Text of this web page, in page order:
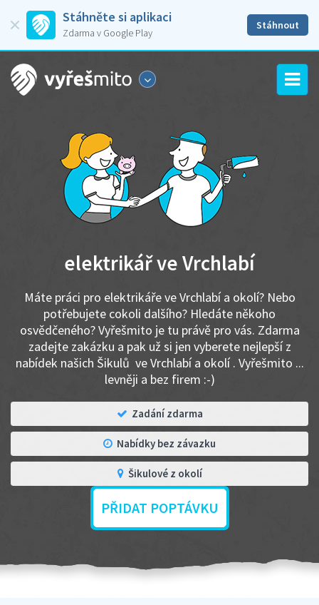
Stáhněte si aplikaci
Zdarma v Google Play
Stáhnout
elektrikář ve Vrchlabí
Máte práci pro elektrikáře ve Vrchlabí a okolí? Nebo
potřebujete cokoli dalšího? Hledáte někoho
osvědčeného? Vyřešmito je tu právě pro vás. Zdarma
zadejte zakázku a pak už si jen vyberete nejlepší z
nabídek našich Šikulů ve Vrchlabí a okolí . Vyřešmito ...
levněji a bez firem :-)
Zadání zdarma
Nabídky bez závazku
Šikulové z okolí
PŘIDAT POPTÁVKU